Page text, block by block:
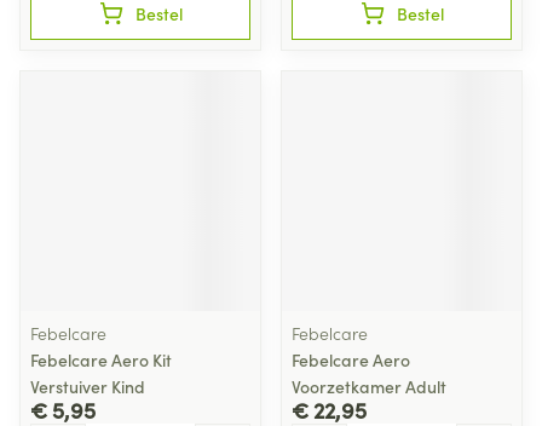
Bestel Bestel
Febelcare
Febelcare Aero Kit
Verstuiver Kind
€ 5,95
Febelcare
Febelcare Aero
Voorzetkamer Adult
€ 22,95